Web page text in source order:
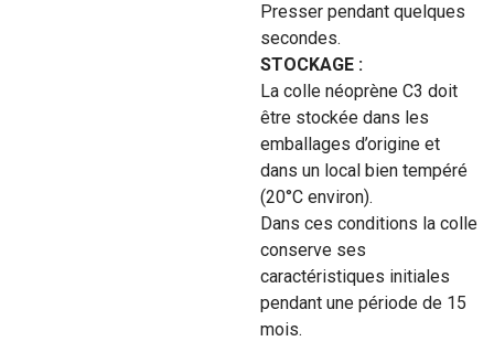
Presser pendant quelques
secondes.
STOCKAGE :
La colle néoprène C3 doit
être stockée dans les
emballages d’origine et
dans un local bien tempéré
(20°C environ).
Dans ces conditions la colle
conserve ses
caractéristiques initiales
pendant une période de 15
mois.